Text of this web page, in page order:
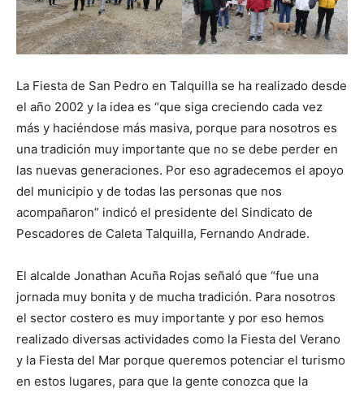
La Fiesta de San Pedro en Talquilla se ha realizado desde
el año 2002 y la idea es “que siga creciendo cada vez
más y haciéndose más masiva, porque para nosotros es
una tradición muy importante que no se debe perder en
las nuevas generaciones. Por eso agradecemos el apoyo
del municipio y de todas las personas que nos
acompañaron” indicó el presidente del Sindicato de
Pescadores de Caleta Talquilla, Fernando Andrade.
El alcalde Jonathan Acuña Rojas señaló que “fue una
jornada muy bonita y de mucha tradición. Para nosotros
el sector costero es muy importante y por eso hemos
realizado diversas actividades como la Fiesta del Verano
y la Fiesta del Mar porque queremos potenciar el turismo
en estos lugares, para que la gente conozca que la